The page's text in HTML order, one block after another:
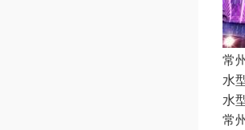
常
水
水
常